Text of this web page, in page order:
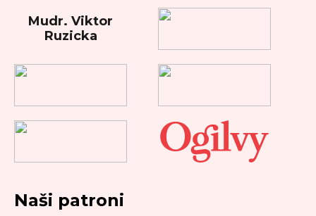
Mudr. Viktor
Ruzicka
Naši patroni